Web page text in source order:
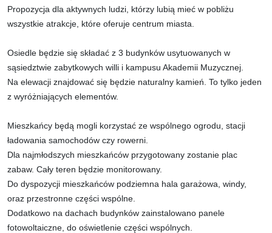
Propozycja dla aktywnych ludzi, którzy lubią mieć w pobliżu
wszystkie atrakcje, które oferuje centrum miasta.
Osiedle będzie się składać z 3 budynków usytuowanych w
sąsiedztwie zabytkowych willi i kampusu Akademii Muzycznej.
Na elewacji znajdować się będzie naturalny kamień. To tylko jeden
z wyróżniających elementów.
Mieszkańcy będą mogli korzystać ze wspólnego ogrodu, stacji
ładowania samochodów czy rowerni.
Dla najmłodszych mieszkańców przygotowany zostanie plac
zabaw. Cały teren będzie monitorowany.
Do dyspozycji mieszkańców podziemna hala garażowa, windy,
oraz przestronne części wspólne.
Dodatkowo na dachach budynków zainstalowano panele
fotowoltaiczne, do oświetlenie części wspólnych.